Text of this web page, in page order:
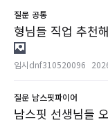
질문 공통
형님들 직업 추천
임시dnf310520096
질문 남스핏파이어
남스핏 선생님들